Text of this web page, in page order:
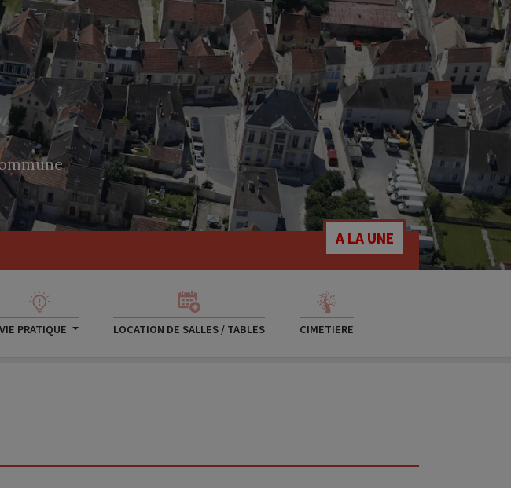
A LA UNE
VIE PRATIQUE LOCATION DE SALLES / TABLES CIMETIERE